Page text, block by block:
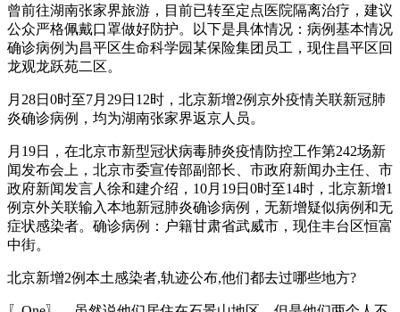
曾前往湖南张家界旅游，目前已转至定点医院隔离治疗，建议
公众严格佩戴口罩做好防护。以下是具体情况：病例基本情况
确诊病例为昌平区生命科学园某保险集团员工，现住昌平区回
龙观龙跃苑二区。
月28日0时至7月29日12时，北京新增2例京外疫情关联新冠肺
炎确诊病例，均为湖南张家界返京人员。
月19日，在北京市新型冠状病毒肺炎疫情防控工作第242场新
闻发布会上，北京市委宣传部副部长、市政府新闻办主任、市
政府新闻发言人徐和建介绍，10月19日0时至14时，北京新增1
例京外关联输入本地新冠肺炎确诊病例，无新增疑似病例和无
症状感染者。确诊病例：户籍甘肃省武威市，现住丰台区恒富
中街。
北京新增2例本土感染者,轨迹公布,他们都去过哪些地方?